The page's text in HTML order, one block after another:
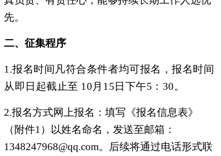
先。
二、征集程序
1.报名时间凡符合条件者均可报名，报名时间
从即日起截止至 10月15日下午5：30。
2.报名方式网上报名：填写《报名信息表》
（附件1）以姓名命名，发送至邮箱：
1348247968@qq.com。后续将通过电话形式联